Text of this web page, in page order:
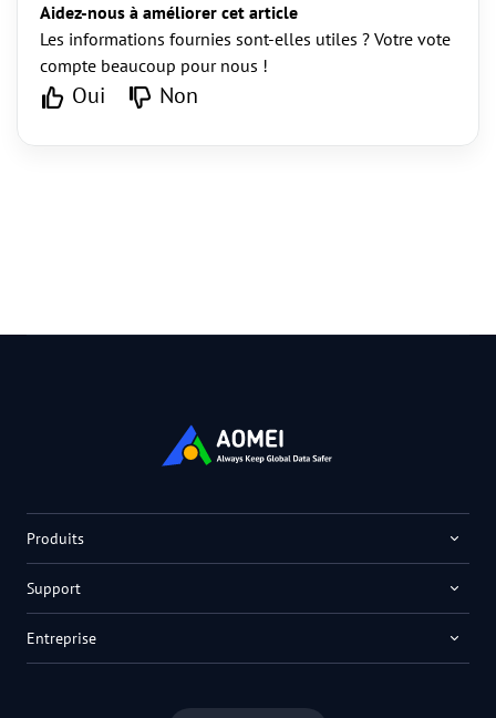
Aidez-nous à améliorer cet article
Les informations fournies sont-elles utiles ? Votre vote
compte beaucoup pour nous !
Oui Non
Produits
Support
Entreprise